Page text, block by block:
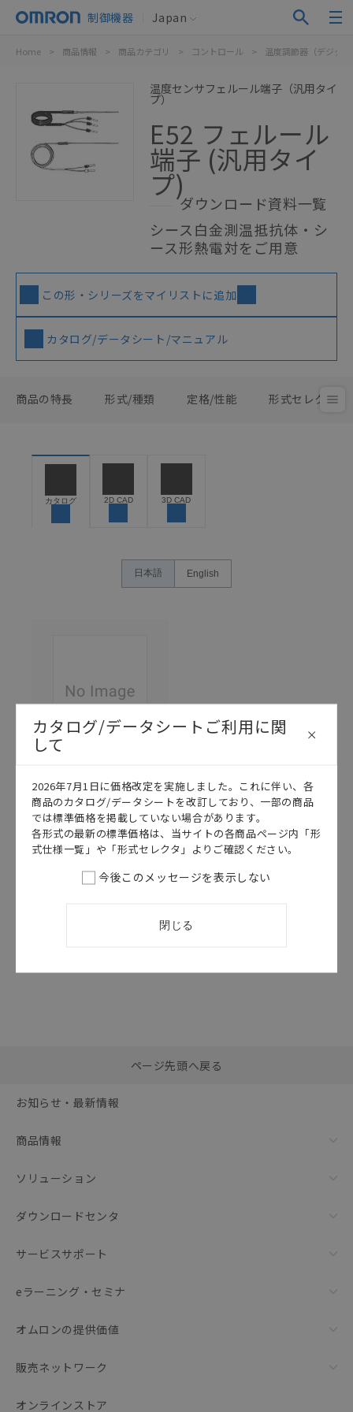
制御機器 Japan
Home > 商品情報 > 商品カテゴリ > コントロール > 温度調節器（デジタ
温度センサフェルール端子（汎用タイ
プ）
E52 フェルール
端子 (汎用タイ
プ)
ダウンロード資料一覧
シース白金測温抵抗体・シ
ース形熱電対をご用意
この形・シリーズをマイリストに追加
カタログ/データシート/マニュアル
商品の特長 形式/種類 定格/性能 形式セレクタ
カタログ 2D CAD 3D CAD
日本語 English
このカタログを選択
カタログ 日本語
E52 フェルール端子
(汎用タイプ)
E52 データシー
括ダウンロード
ページ先頭へ戻る
お知らせ・最新情報
商品情報
ソリューション
ダウンロードセンタ
サービスサポート
eラーニング・セミナ
オムロンの提供価値
販売ネットワーク
オンラインストア
カタログ/データシートご利用に関
して
2026年7月1日に価格改定を実施しました。これに伴い、各
商品のカタログ/データシートを改訂しており、一部の商品
では標準価格を掲載していない場合があります。
各形式の最新の標準価格は、当サイトの各商品ページ内「形
式仕様一覧」や「形式セレクタ」よりご確認ください。
今後このメッセージを表示しない
閉じる